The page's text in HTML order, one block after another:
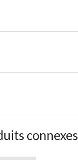
connexes